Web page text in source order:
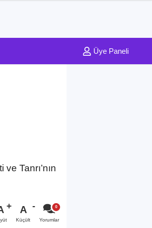
Üye Paneli
Tanrı’nın
A
Küçült Yorumlar